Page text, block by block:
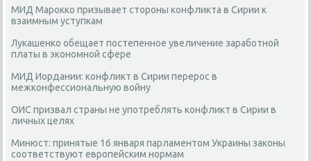
МИД Марокко призывает стороны конфликта в Сирии к
взаимным уступкам
Лукашенко обещает постепенное увеличение заработной
платы в экономной сфере
МИД Иордании: конфликт в Сирии перерос в
межконфессиональную войну
ОИС призвал страны не употреблять конфликт в Сирии в
личных целях
Минюст: принятые 16 января парламентом Украины законы
соответствуют европейским нормам